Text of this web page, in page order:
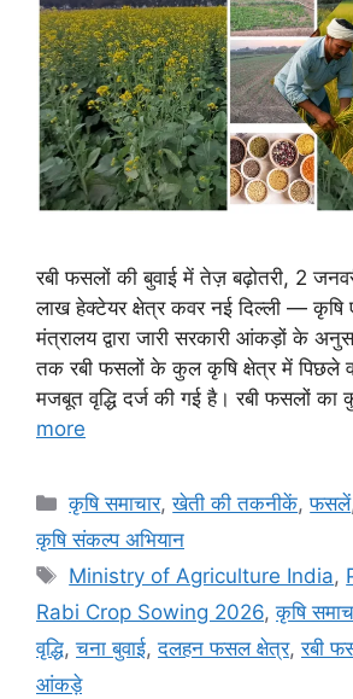
रबी फसलों की बुवाई में तेज़ बढ़ोतरी, 2
लाख हेक्टेयर क्षेत्र कवर नई दिल्ली — कृषि
मंत्रालय द्वारा जारी सरकारी आंकड़ों के
तक रबी फसलों के कुल कृषि क्षेत्र में पिछले
मजबूत वृद्धि दर्ज की गई है। रबी फसलों
more
कृषि समाचार,खेती की तकनीकें,फसलें
कृषि संकल्प अभियान
Ministry of Agriculture India,
Rabi Crop Sowing 2026,कृषि
वृद्धि,चना बुवाई,दलहन फसल क्षेत्र,रबी
आंकड़े